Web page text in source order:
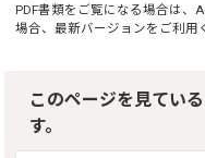
PDF書類をご覧になる場合は、
場合、最新バージョンをご利用
このページを見てい
す。